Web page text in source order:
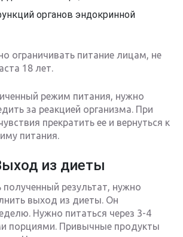
органов эндокринной
ограничивать питание лицам, не
18 лет.
режим питания, нужно
за реакцией организма. При
прекратить ее и вернуться к
питания.
из диеты
полученный результат, нужно
выход из диеты. Он
Нужно питаться через 3-4
порциями. Привычные продукты